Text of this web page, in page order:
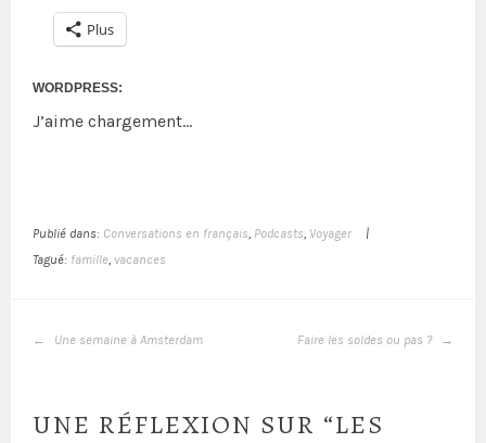
Plus
WORDPRESS:
J’aime chargement…
Publié dans: Conversations en français Podcasts Voyager
|
Tagué: famille vacances
Une semaine à Amsterdam Faire les soldes ou pas ?
UNE RÉFLEXION SUR “LES